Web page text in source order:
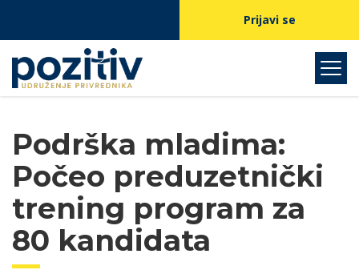
Prijavi se
Podrška mladima:
Počeo preduzetnički
trening program za
80 kandidata